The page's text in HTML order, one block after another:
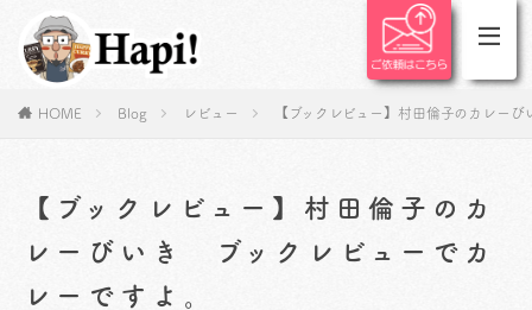
HOME Blog レビュー 【ブックレビュー】村田倫子のカレー
【ブックレビュー】村田倫子のカ
レーびいき ブックレビューでカ
レーですよ。